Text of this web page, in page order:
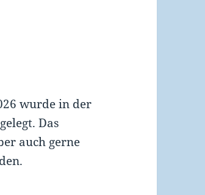
wurde in der
Das
auch gerne